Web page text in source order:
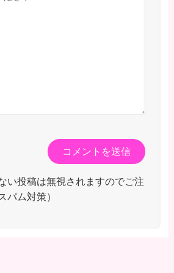
い投稿は無視されますのでご注
パム対策）